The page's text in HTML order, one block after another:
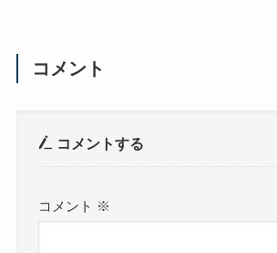
コメント
コメントする
コメント ※